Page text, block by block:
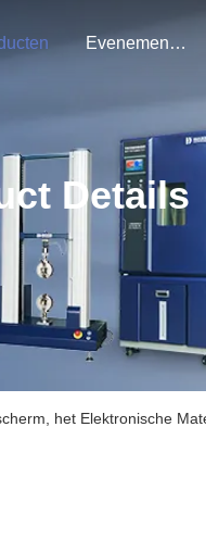
Evenementen
Details
het Elektronische